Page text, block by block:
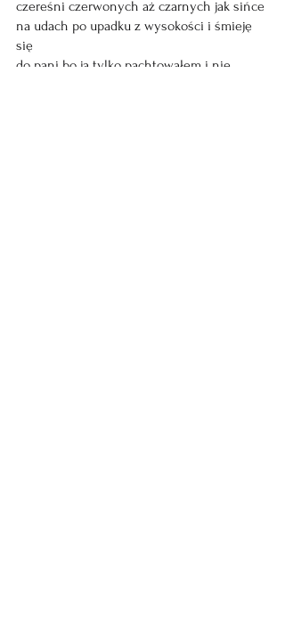
czereśni czerwonych aż czarnych jak sińce
na udach po upadku z wysokości i śmieję
się
do pani bo ja tylko pachtowałem i nie